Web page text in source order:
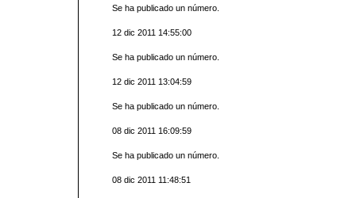
Se ha publicado un número.
12 dic 2011 14:55:00
Se ha publicado un número.
12 dic 2011 13:04:59
Se ha publicado un número.
08 dic 2011 16:09:59
Se ha publicado un número.
08 dic 2011 11:48:51